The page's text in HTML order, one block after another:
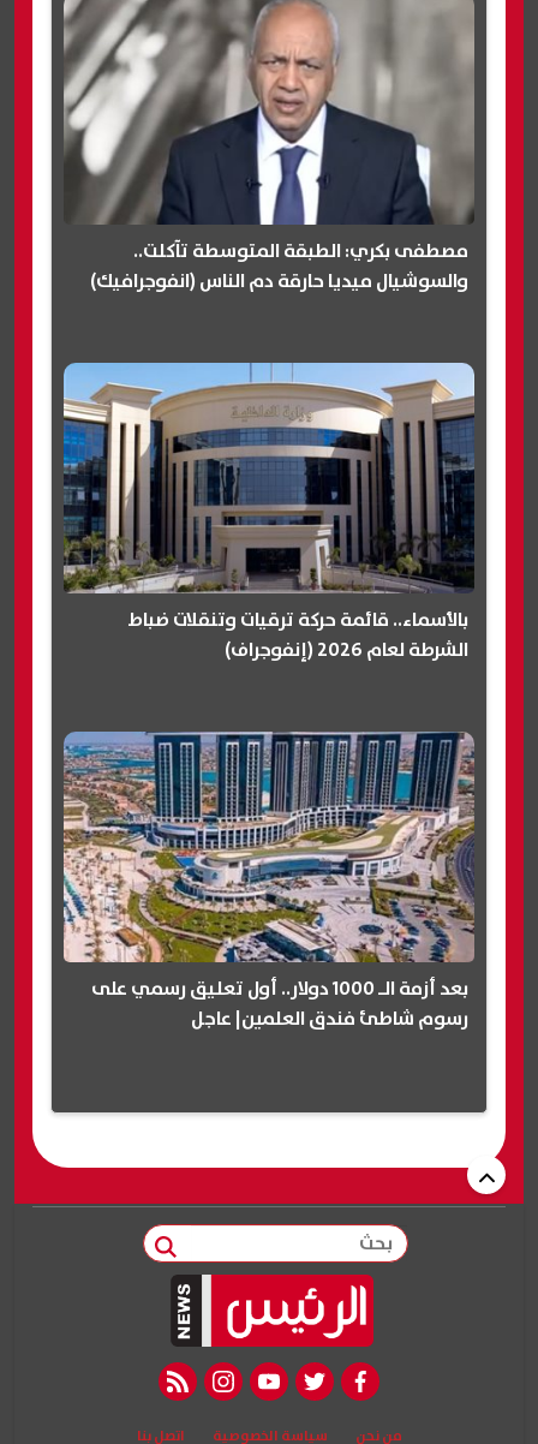
مصطفى بكري: الطبقة المتوسطة تآكلت..
والسوشيال ميديا حارقة دم الناس (انفوجرافيك)
بالأسماء.. قائمة حركة ترقيات وتنقلات ضباط
الشرطة لعام 2026 (إنفوجراف)
بعد أزمة الـ 1000 دولار.. أول تعليق رسمي على
رسوم شاطئ فندق العلمين| عاجل
بحث
facebook
twitter
youtube
instagram
rss feed
من نحن سياسة الخصوصية اتصل بنا